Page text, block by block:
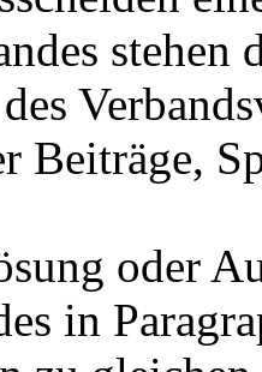
Beiträge,
oder
in